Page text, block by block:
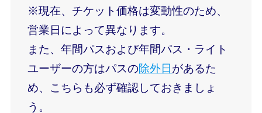
※現在、チケット価格は変動性のため、
営業日によって異なります。
また、年間パスおよび年間パス・ライト
ユーザーの方はパスの除外日があるた
め、こちらも必ず確認しておきましょ
う。